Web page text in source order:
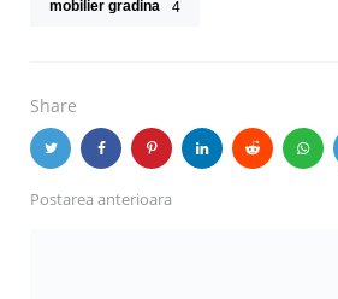
mobilier gradina 4
Share
Postarea anterioara